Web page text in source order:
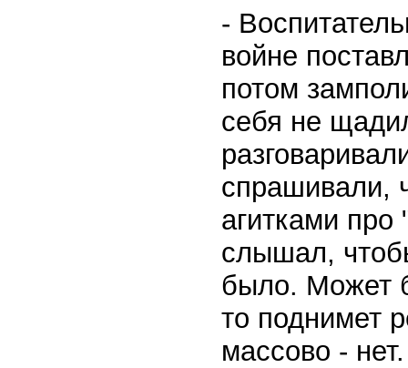
-
войне
потом
себя не
спрашивали,
агитками
слышал,
было. Может
то поднимет
массово - нет.